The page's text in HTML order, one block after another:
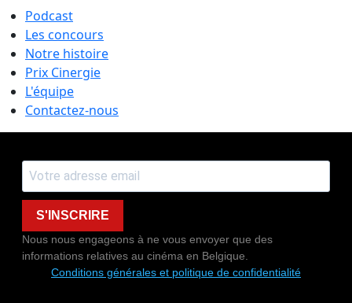
Podcast
Les concours
Notre histoire
Prix Cinergie
L'équipe
Contactez-nous
S'INSCRIRE
Nous nous engageons à ne vous envoyer que des
informations relatives au cinéma en Belgique.
Conditions générales et politique de confidentialité